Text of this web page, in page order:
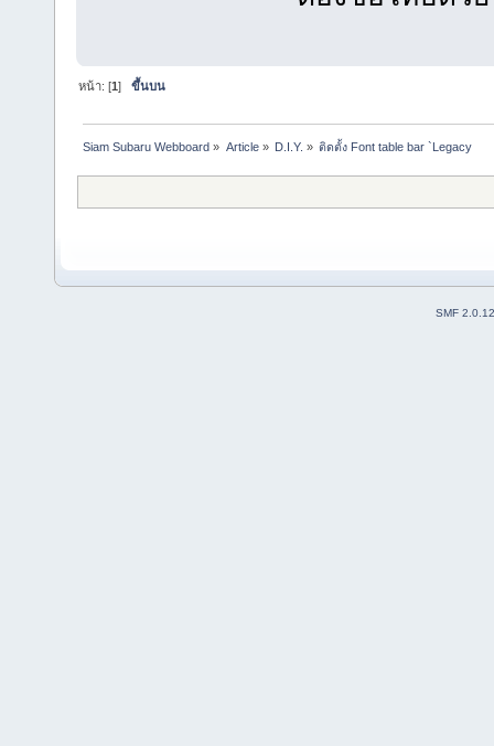
หน้า: [1]ขึ้นบน
Siam Subaru Webboard » Article» D.I.Y. » ติดตั้ง Font table bar `Legacy
SMF 2.0.12